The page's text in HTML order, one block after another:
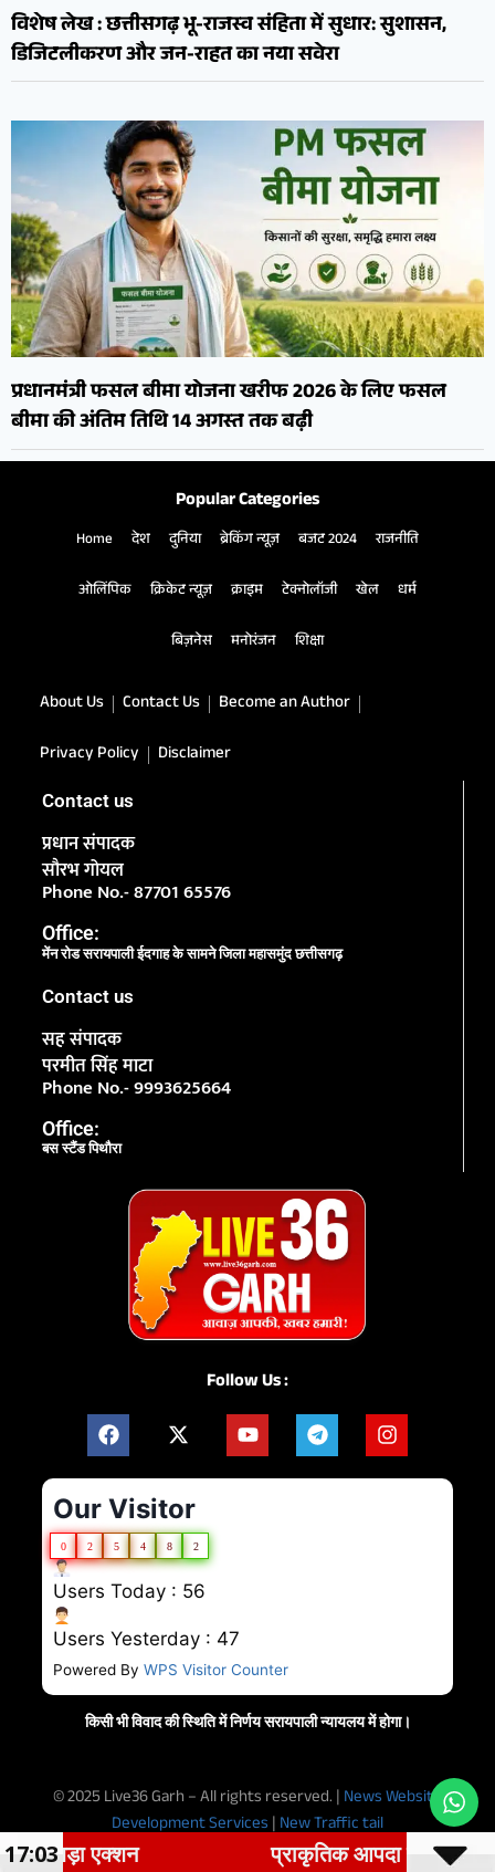
विशेष लेख : छत्तीसगढ़ भू-राजस्व संहिता में सुधार: सुशासन,
डिजिटलीकरण और जन-राहत का नया सवेरा
प्रधानमंत्री फसल बीमा योजना खरीफ 2026 के लिए फसल
बीमा की अंतिम तिथि 14 अगस्त तक बढ़ी
Popular Categories
Home देश दुनिया ब्रेकिंग न्यूज़ बजट 2024 राजनीति
ओलिंपिक क्रिकेट न्यूज़ क्राइम टेक्नोलॉजी खेल धर्म
बिज़नेस मनोरंजन शिक्षा
About Us Contact Us
Become an Author
Privacy Policy
Disclaimer
Contact us
प्रधान संपादक
सौरभ गोयल
Phone No.- 87701 65576
Office:
मेंन रोड सरायपाली ईदगाह के सामने जिला महासमुंद छत्तीसगढ़
Contact us
सह संपादक
परमीत सिंह माटा
Phone No.- 9993625664
Office:
बस स्टैंड पिथौरा
Follow Us :
Our Visitor
0 2 5 4 8 2
Users Today : 56
Users Yesterday : 47
Powered By WPS Visitor Counter
किसी भी विवाद की स्थिति में निर्णय सरायपाली न्यायलय में होगा।
© 2025 Live36 Garh – All rights reserved. | News Website
Development Services|New Traffic tail
प्राकृतिक आपदा के चार मामलों में
17:03